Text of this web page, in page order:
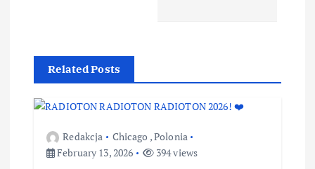
Related Posts
Redakcja Chicago ,Polonia
February 13, 2026
394 views